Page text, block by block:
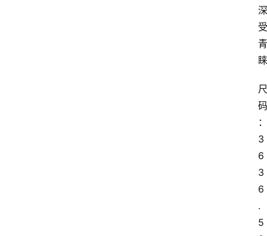
深
受
青
睐
尺
码
：
3
6
3
6
.
5